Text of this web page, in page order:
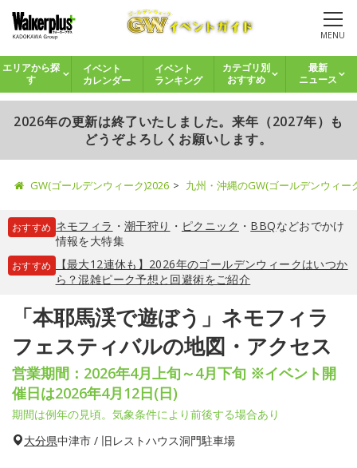
MENU
エリアから探
す
イベント
カレンダー
イベント
ランキング
カテゴリ別
おすすめ
最新
ニュース
2026年の更新は終了いたしました。来年（2027年）も
どうぞよろしくお願いします。
GW(ゴールデンウィーク)2026 九州・沖縄のGW(ゴールデンウィ
おすすめ ネモフィラ ・ 潮干狩り ・ ピクニック ・ BBQなどおでかけ
情報を大特集
おすすめ
【最大12連休も】2026年のゴールデンウィークはいつか
ら？混雑ピーク予想と回避術をご紹介
「本耶馬渓で遊ぼう」ネモフィラ
フェスティバルの地図・アクセス
営業期間：2026年4月上旬～4月下旬 ※イベント開
催日は2026年4月12日(日)
期間は例年の見頃。気象条件により前後する場合あり
大分県中津市 / 旧レストハウス洞門駐車場